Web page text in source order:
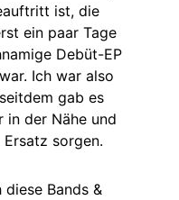
ist, die
ein paar Tage
Debüt-EP
Ich war also
gab es
in der Nähe und
sorgen.
Bands &